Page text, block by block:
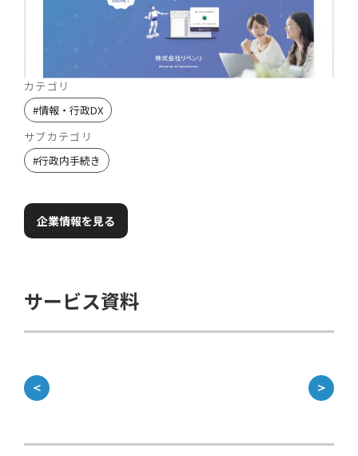
カテゴリ
#情報・行政DX
サブカテゴリ
#行政内手続き
企業情報を見る
サービス資料
＜ ＞